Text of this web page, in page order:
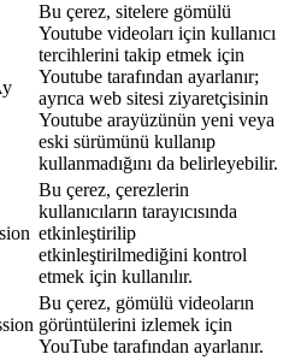
Bu çerez, sitelere gömülü
Youtube videoları için kullanıcı
tercihlerini takip etmek için
Youtube tarafından ayarlanır;
ayrıca web sitesi ziyaretçisinin
Youtube arayüzünün yeni veya
eski sürümünü kullanıp
kullanmadığını da belirleyebilir.
Bu çerez, çerezlerin
kullanıcıların tarayıcısında
etkinleştirilip
etkinleştirilmediğini kontrol
etmek için kullanılır.
Bu çerez, gömülü videoların
görüntülerini izlemek için
YouTube tarafından ayarlanır.